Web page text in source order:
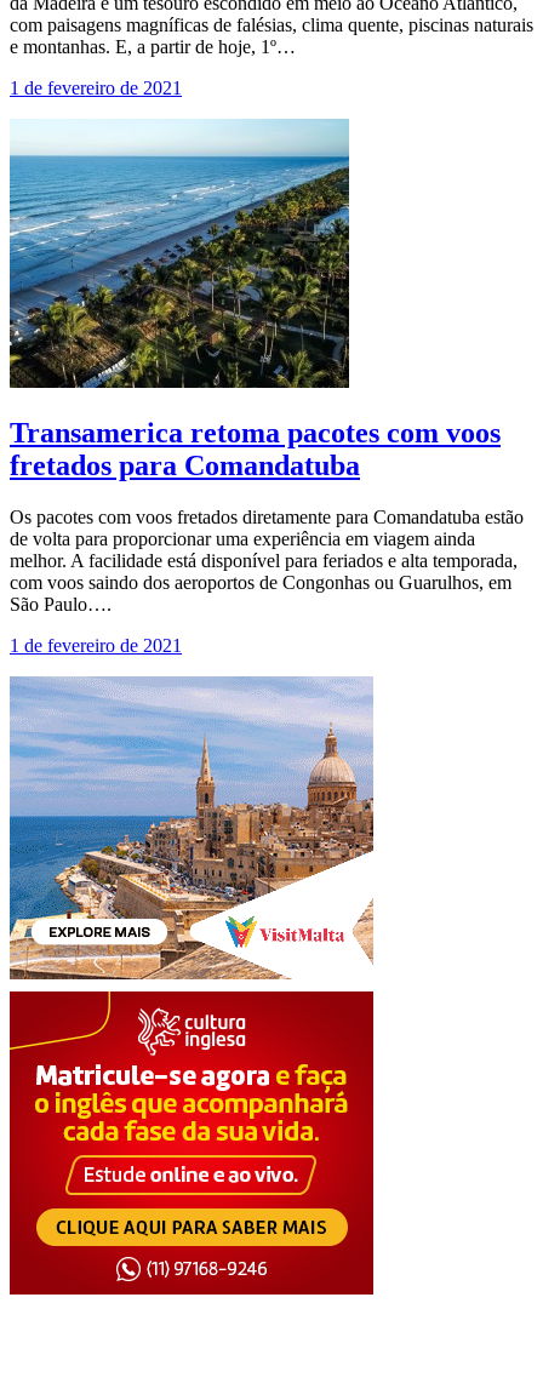
com paisagens magníficas de falésias, clima quente, piscinas naturais
e montanhas. E, a partir de hoje, 1º…
1 de fevereiro de 2021
Transamerica retoma pacotes com voos
fretados para Comandatuba
Os pacotes com voos fretados diretamente para Comandatuba estão
de volta para proporcionar uma experiência em viagem ainda
melhor. A facilidade está disponível para feriados e alta temporada,
com voos saindo dos aeroportos de Congonhas ou Guarulhos, em
São Paulo….
1 de fevereiro de 2021